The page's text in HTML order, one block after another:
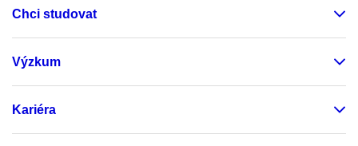
Chci studovat
Výzkum
Kariéra